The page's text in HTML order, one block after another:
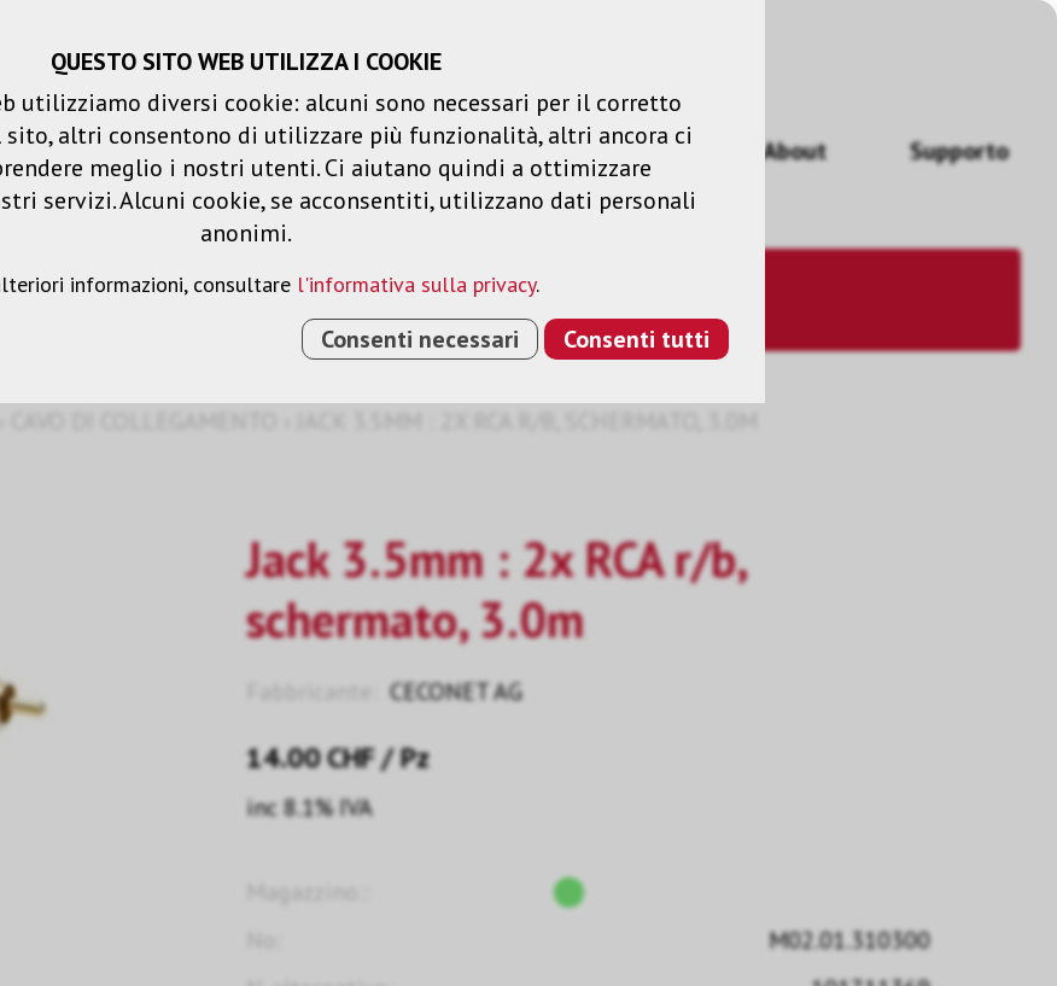
Carrello spesa Liste dei desideri
Prodotti Soluzioni Servizi News About Supporto
Jack 3.5mm : 2x RCA r/b,
schermato, 3.0m
CECONET AG
14.00CHF/ Pz
inc 8.1% IVA
M02.01.310300
QUESTO SITO WEB UTILIZZA I COOKIE
utilizziamo diversi cookie: alcuni sono necessari per il corretto
altri consentono di utilizzare più funzionalità, altri ancora ci
meglio i nostri utenti. Ci aiutano quindi a ottimizzare
servizi. Alcuni cookie, se acconsentiti, utilizzano dati personali
anonimi.
informazioni, consultare l'informativa sulla privacy.
Consenti necessari Consenti tutti